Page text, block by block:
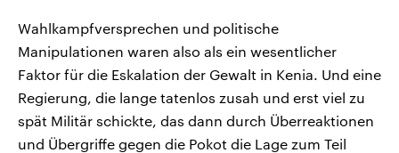
Wahlkampfversprechen und politische
Manipulationen waren also als ein wesentlicher
Faktor für die Eskalation der Gewalt in Kenia. Und eine
Regierung, die lange tatenlos zusah und erst viel zu
spät Militär schickte, das dann durch Überreaktionen
und Übergriffe gegen die Pokot die Lage zum Teil